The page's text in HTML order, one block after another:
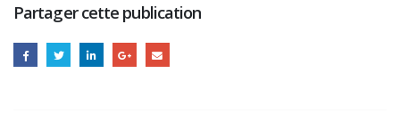
Partager cette publication